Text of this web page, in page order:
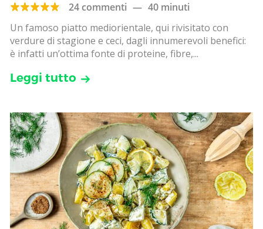
24 commenti — 40 minuti
Un famoso piatto mediorientale, qui rivisitato con
verdure di stagione e ceci, dagli innumerevoli benefici:
è infatti un’ottima fonte di proteine, fibre,...
Leggi tutto